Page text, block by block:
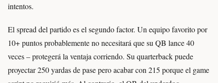
intentos.
El spread del partido es el segundo factor. Un equipo favorito por
10+ puntos probablemente no necesitará que su QB lance 40
veces – protegerá la ventaja corriendo. Su quarterback puede
proyectar 250 yardas de pase pero acabar con 215 porque el game